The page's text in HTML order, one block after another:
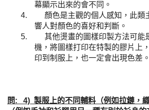
幕顯示出來的會不同。
4.
顏色是主觀的個人感知，此類
響人對顏色的喜好和判斷。
5.
其他燙畫的圖樣印製方法可能
機，將圖樣打印在特製的膠片上
印到制服上，也一定會出現色差。
問: 4) 製服上的不同輔料（例如拉鏈，